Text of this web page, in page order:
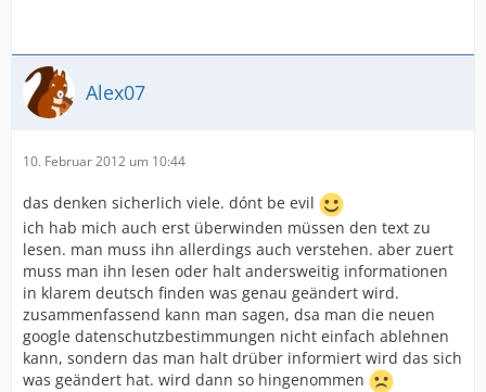
Alex07
10. Februar 2012 um 10:44
das denken sicherlich viele. dónt be evil
ich hab mich auch erst überwinden müssen den text zu
lesen. man muss ihn allerdings auch verstehen. aber zuert
muss man ihn lesen oder halt andersweitig informationen
in klarem deutsch finden was genau geändert wird.
zusammenfassend kann man sagen, dsa man die neuen
google datenschutzbestimmungen nicht einfach ablehnen
kann, sondern das man halt drüber informiert wird das sich
was geändert hat. wird dann so hingenommen